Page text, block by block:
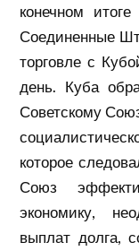
конечном
Соединенные
торговле с
день. Куба
Советскому
которое
Союз
экономику,
выплат долга,